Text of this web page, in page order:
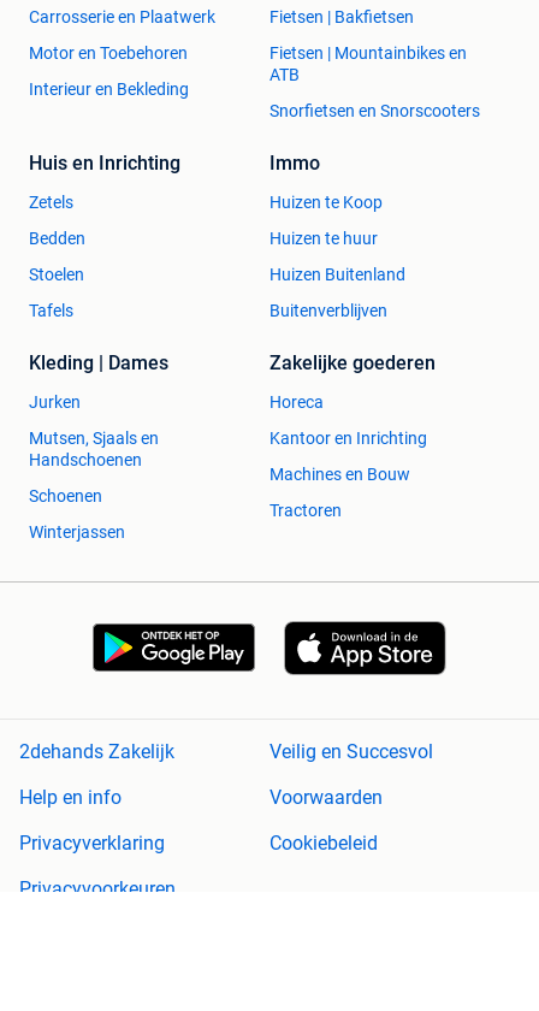
Carrosserie en Plaatwerk
Motor en Toebehoren
Interieur en Bekleding
Fietsen | Bakfietsen
Fietsen | Mountainbikes en
ATB
Snorfietsen en Snorscooters
Huis en Inrichting
Zetels
Bedden
Stoelen
Tafels
Immo
Huizen te Koop
Huizen te huur
Huizen Buitenland
Buitenverblijven
Kleding | Dames
Jurken
Mutsen, Sjaals en
Handschoenen
Schoenen
Winterjassen
Zakelijke goederen
Horeca
Kantoor en Inrichting
Machines en Bouw
Tractoren
2dehands Zakelijk
Veilig en Succesvol
Help en info
Voorwaarden
Privacyverklaring
Cookiebeleid
Privacyvoorkeuren